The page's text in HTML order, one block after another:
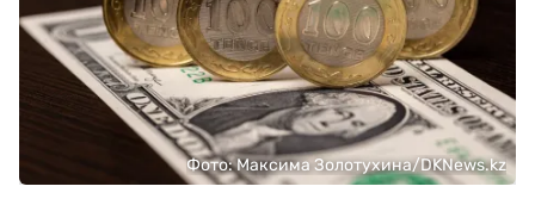
Фото: Максима Золотухина/DKNews.kz